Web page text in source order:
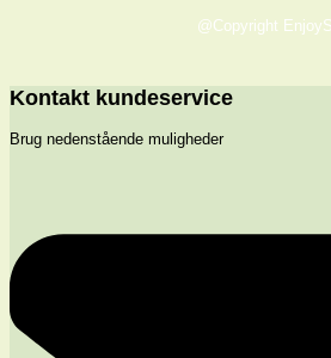
@Copyright
Kontakt kundeservice
Brug nedenstående muligheder